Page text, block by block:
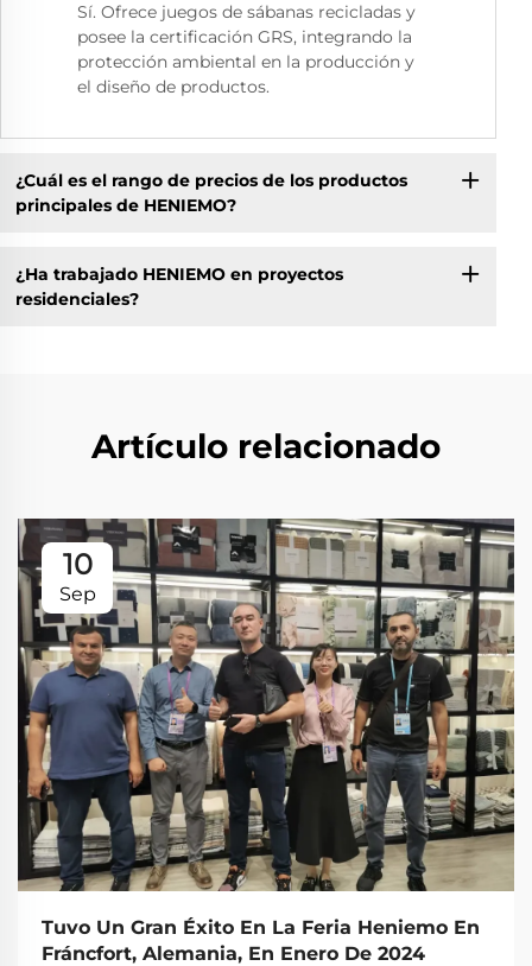
Sí. Ofrece juegos de sábanas recicladas y
posee la certificación GRS, integrando la
protección ambiental en la producción y
el diseño de productos.
¿Cuál es el rango de precios de los productos
principales de HENIEMO?
¿Ha trabajado HENIEMO en proyectos
residenciales?
Artículo relacionado
10
Sep
Tuvo Un Gran Éxito En La Feria Heniemo En
Fráncfort, Alemania, En Enero De 2024